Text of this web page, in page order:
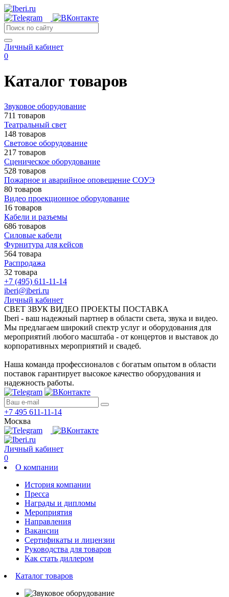
Личный кабинет
0
Каталог товаров
Звуковое оборудование
711 товаров
Театральный свет
148 товаров
Световое оборудование
217 товаров
Сценическое оборудование
528 товаров
Пожарное и аварийное оповещение СОУЭ
80 товаров
Видео проекционное оборудование
16 товаров
Кабели и разъемы
686 товаров
Силовые кабели
Фурнитура для кейсов
564 товара
Распродажа
32 товара
+7 (495) 611-11-14
iberi@iberi.ru
Личный кабинет
СВЕТ ЗВУК ВИДЕО ПРОЕКТЫ ПОСТАВКА
Iberi - ваш надежный партнер в области света, звука и видео.
Мы предлагаем широкий спектр услуг и оборудования для
мероприятий любого масштаба - от концертов и выставок до
корпоративных мероприятий и свадеб.
Наша команда профессионалов с богатым опытом в области
поставок гарантирует высокое качество оборудования и
надежность работы.
+7 495 611-11-14
Москва
Личный кабинет
0
О компании
История компании
Пресса
Награды и дипломы
Мероприятия
Направления
Вакансии
Сертификаты и лицензии
Руководства для товаров
Как стать диллером
Каталог товаров